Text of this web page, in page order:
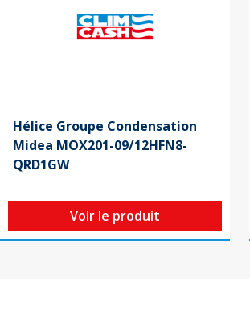
Hélice Groupe Condensation
Midea MOX201-09/12HFN8-
QRD1GW
Voir le produit